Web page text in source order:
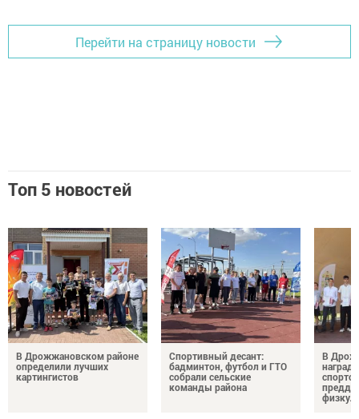
Перейти на страницу новости
Топ 5 новостей
В Дрожжановском районе
определили лучших
картингистов
Спортивный десант:
бадминтон, футбол и ГТО
собрали сельские
команды района
В